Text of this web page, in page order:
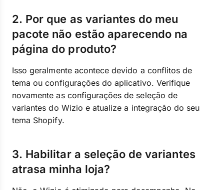
2. Por que as variantes do meu
pacote não estão aparecendo na
página do produto?
Isso geralmente acontece devido a conflitos de
tema ou configurações do aplicativo. Verifique
novamente as configurações de seleção de
variantes do Wizio e atualize a integração do seu
tema Shopify.
3. Habilitar a seleção de variantes
atrasa minha loja?